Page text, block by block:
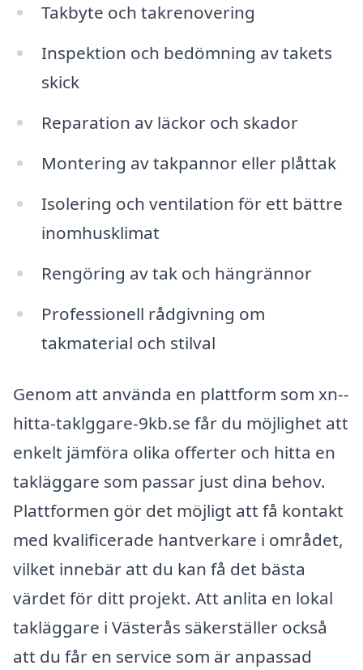
Takbyte och takrenovering
Inspektion och bedömning av takets
skick
Reparation av läckor och skador
Montering av takpannor eller plåttak
Isolering och ventilation för ett bättre
inomhusklimat
Rengöring av tak och hängrännor
Professionell rådgivning om
takmaterial och stilval
Genom att använda en plattform som xn--
hitta-taklggare-9kb.se får du möjlighet att
enkelt jämföra olika offerter och hitta en
takläggare som passar just dina behov.
Plattformen gör det möjligt att få kontakt
med kvalificerade hantverkare i området,
vilket innebär att du kan få det bästa
värdet för ditt projekt. Att anlita en lokal
takläggare i Västerås säkerställer också
att du får en service som är anpassad